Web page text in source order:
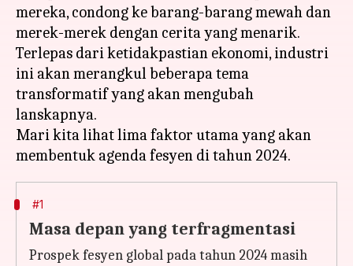
mereka, condong ke barang-barang mewah dan
merek-merek dengan cerita yang menarik.
Terlepas dari ketidakpastian ekonomi, industri
ini akan merangkul beberapa tema
transformatif yang akan mengubah
lanskapnya.
Mari kita lihat lima faktor utama yang akan
#1
Masa depan yang terfragmentasi
Prospek fesyen global pada tahun 2024 masih